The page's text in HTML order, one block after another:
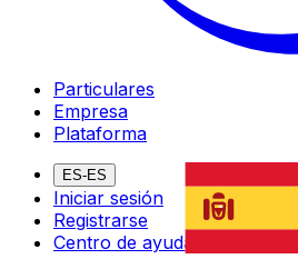
Particulares
Empresa
Plataforma
ES-ES
Iniciar sesión
Registrarse
Centro de ayuda